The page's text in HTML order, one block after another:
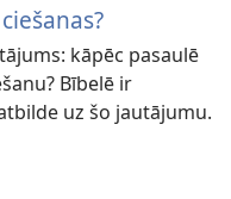
kāpēc pasaulē
Bībelē ir
uz šo jautājumu.